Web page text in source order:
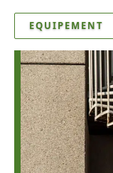
EQUIPEMENT